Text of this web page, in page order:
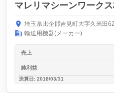
マレリマシーンワーク
埼玉県比企郡吉見町大字久米田
輸送用機器(メーカー)
売上
純利益
決算日: 2018/03/31